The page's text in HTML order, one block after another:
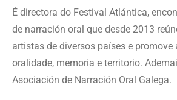
É directora do Festival Atlántica,
de narración oral que desde 2013
artistas de diversos países e promove
oralidade, memoria e territorio.
Asociación de Narración Oral Galega.